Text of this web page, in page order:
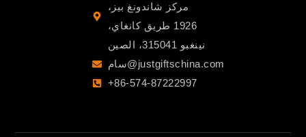
مركز شاندونغ بيز،
1926 طريق كانغاي،
نينغبو 315041، الصين
سام@justgiftschina.com
+86-574-87222997